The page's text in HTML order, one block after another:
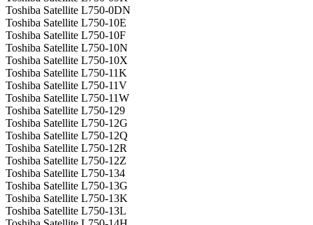
Toshiba Satellite L750-0DN
Toshiba Satellite L750-10E
Toshiba Satellite L750-10F
Toshiba Satellite L750-10N
Toshiba Satellite L750-10X
Toshiba Satellite L750-11K
Toshiba Satellite L750-11V
Toshiba Satellite L750-11W
Toshiba Satellite L750-129
Toshiba Satellite L750-12G
Toshiba Satellite L750-12Q
Toshiba Satellite L750-12R
Toshiba Satellite L750-12Z
Toshiba Satellite L750-134
Toshiba Satellite L750-13G
Toshiba Satellite L750-13K
Toshiba Satellite L750-13L